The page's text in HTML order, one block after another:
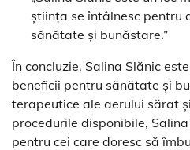
știința se întâlnesc pentru
sănătate și bunăstare.”
În concluzie, Salina Slănic
beneficii pentru sănătate și
terapeutice ale aerului sărat
procedurile disponibile,
pentru cei care doresc să